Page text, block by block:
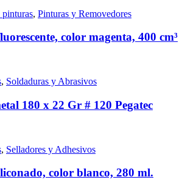
pinturas, Pinturas y Removedores
color magenta, 400 cm³
, Soldaduras y Abrasivos
180 x 22 Gr # 120 Pegatec
, Selladores y Adhesivos
color blanco, 280 ml.